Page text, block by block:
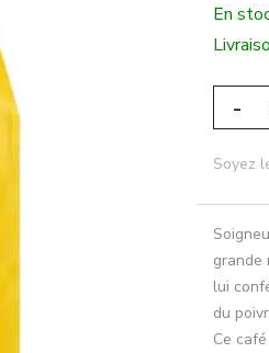
En
-
Soyez
grande
lui
du
Ce